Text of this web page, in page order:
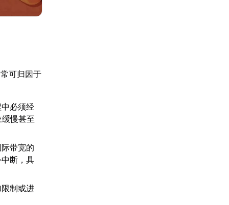
可归因于
必须经
慢甚至
带宽的
断，具
制或进